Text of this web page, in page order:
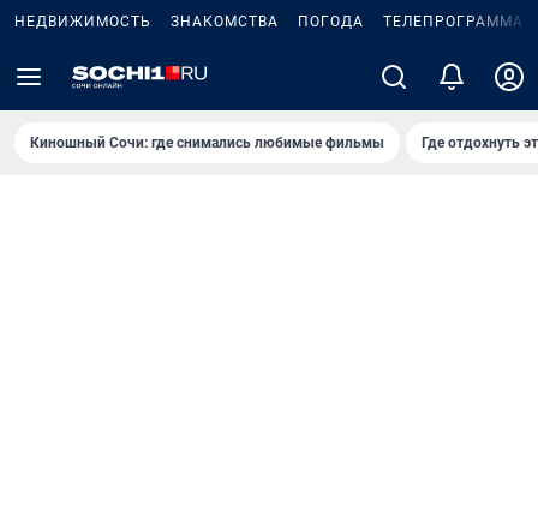
НЕДВИЖИМОСТЬ ЗНАКОМСТВА ПОГОДА ТЕЛЕПРОГРАММА
Киношный Сочи: где снимались любимые фильмы Где отдохнуть